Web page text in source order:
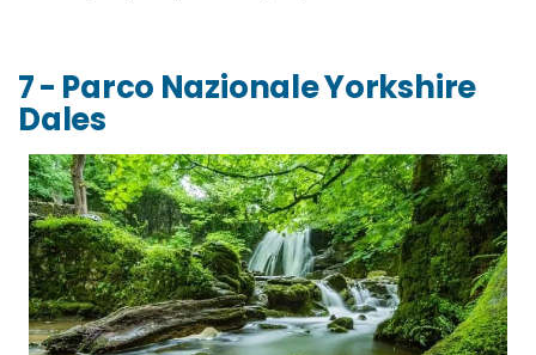
7 - Parco Nazionale Yorkshire
Dales